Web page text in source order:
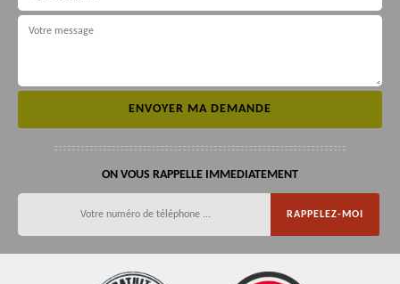
ON VOUS RAPPELLE IMMEDIATEMENT